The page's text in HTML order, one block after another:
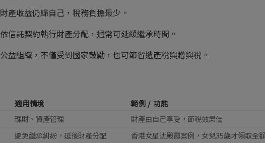
產收益仍歸自己，稅務負擔最少。
信託契約執行財產分配，通常可延緩繼承時間。
益組織，不僅受到國家鼓勵，也可節省遺產稅與贈與稅。
適用情境
範例 / 功能
理財、資產管理
財產由自己享受，節稅效果佳
避免繼承糾紛，延後財產分配
香港女星沈殿霞案例，女兒35歲才領取全